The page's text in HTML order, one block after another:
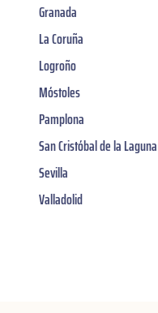
Granada
La Coruña
Logroño
Móstoles
Pamplona
San Cristóbal de la Laguna
Sevilla
Valladolid